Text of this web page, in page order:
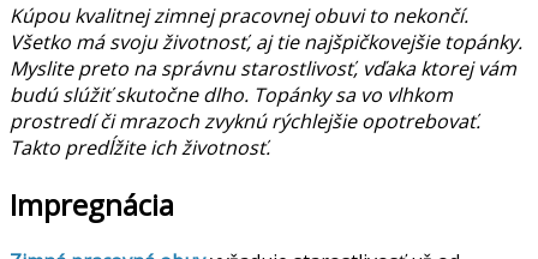
Kúpou kvalitnej zimnej pracovnej obuvi to nekončí.
Všetko má svoju životnosť, aj tie najšpičkovejšie topánky.
Myslite preto na správnu starostlivosť, vďaka ktorej vám
budú slúžiť skutočne dlho. Topánky sa vo vlhkom
prostredí či mrazoch zvyknú rýchlejšie opotrebovať.
Takto predĺžite ich životnosť.
Impregnácia